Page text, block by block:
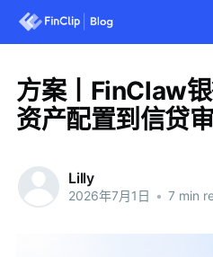
方案丨FinClaw银
资产配置到信贷
Lilly
2026年7月1日 • 7 min